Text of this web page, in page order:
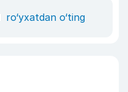
ro‘yxatdan o‘ting